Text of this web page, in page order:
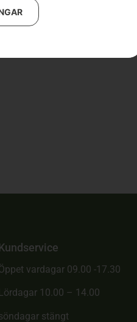
vardagar 09.00 -17.30
Lördagar 10.00 – 14.00
stängt